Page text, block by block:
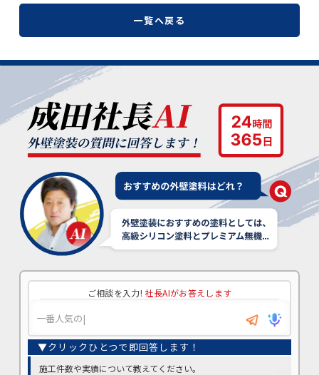
一覧へ戻る
ご相談を入力! 社長AIがお答えします
施工件数や実績について教えてください。